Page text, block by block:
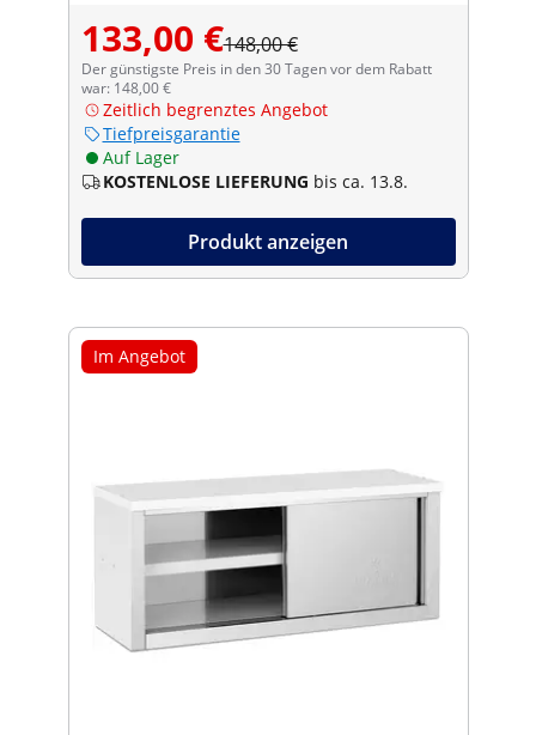
133,00 €148,00 €
Der günstigste Preis in den 30 Tagen vor dem Rabatt
war: 148,00 €
Zeitlich begrenztes Angebot
Tiefpreisgarantie
Auf Lager
KOSTENLOSE LIEFERUNG bis ca. 13.8.
Produkt anzeigen
Im Angebot